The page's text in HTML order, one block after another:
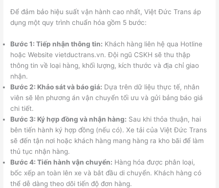
Để đảm bảo hiệu suất vận hành cao nhất, Việt Đức Trans áp
dụng một quy trình chuẩn hóa gồm 5 bước:
Bước 1: Tiếp nhận thông tin: Khách hàng liên hệ qua Hotline
hoặc Website vietductrans.vn. Đội ngũ CSKH sẽ thu thập
thông tin về loại hàng, khối lượng, kích thước và địa chỉ giao
nhận.
Bước 2: Khảo sát và báo giá: Dựa trên dữ liệu thực tế, nhân
viên sẽ lên phương án vận chuyển tối ưu và gửi bảng báo giá
chi tiết.
Bước 3: Ký hợp đồng và nhận hàng: Sau khi thỏa thuận, hai
bên tiến hành ký hợp đồng (nếu có). Xe tải của Việt Đức Trans
sẽ đến tận nơi hoặc khách hàng mang hàng ra kho bãi để làm
thủ tục nhận hàng.
Bước 4: Tiến hành vận chuyển: Hàng hóa được phân loại,
bốc xếp an toàn lên xe và bắt đầu di chuyển. Khách hàng có
thể dễ dàng theo dõi tiến độ đơn hàng.